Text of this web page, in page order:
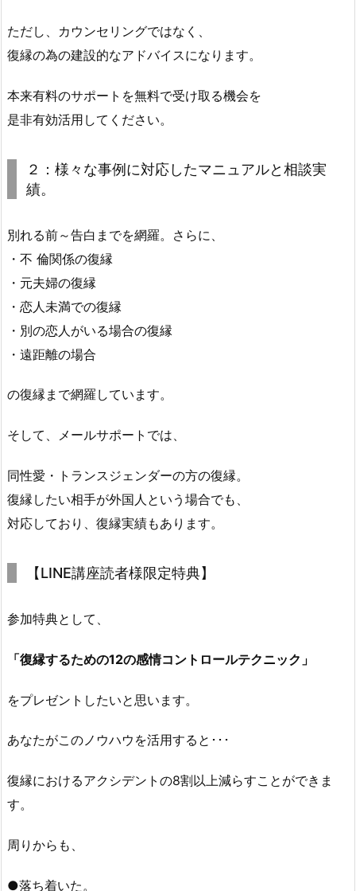
ただし、カウンセリングではなく、
復縁の為の建設的なアドバイスになります。
本来有料のサポートを無料で受け取る機会を
是非有効活用してください。
２：様々な事例に対応したマニュアルと相談実
績。
別れる前～告白までを網羅。さらに、
・不 倫関係の復縁
・元夫婦の復縁
・恋人未満での復縁
・別の恋人がいる場合の復縁
・遠距離の場合
の復縁まで網羅しています。
そして、メールサポートでは、
同性愛・トランスジェンダーの方の復縁。
復縁したい相手が外国人という場合でも、
対応しており、復縁実績もあります。
【LINE講座読者様限定特典】
参加特典として、
「復縁するための12の感情コントロールテクニック」
をプレゼントしたいと思います。
あなたがこのノウハウを活用すると･･･
復縁におけるアクシデントの8割以上減らすことができま
す。
周りからも、
●落ち着いた。